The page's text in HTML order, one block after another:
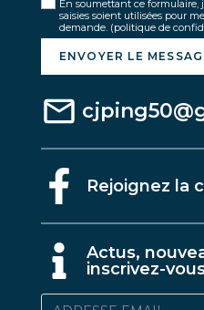
En soumettant ce formulaire,
saisies soient utilisées pour
demande. (politique de
ENVOYER LE
Rejoignez la
Actus,
inscrivez-